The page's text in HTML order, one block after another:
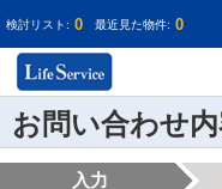
検討リスト: 0 最近見た物件: 0
お問い合わせ
入力